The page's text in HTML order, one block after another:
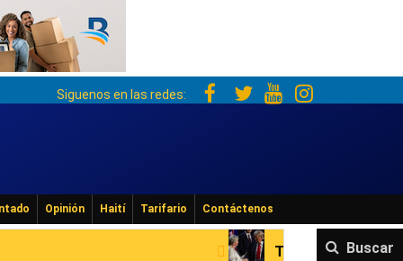
Siguenos en las redes:
Opinión Haití Tarifario Contáctenos
Buscar
Trump elige a Susie Wiles como